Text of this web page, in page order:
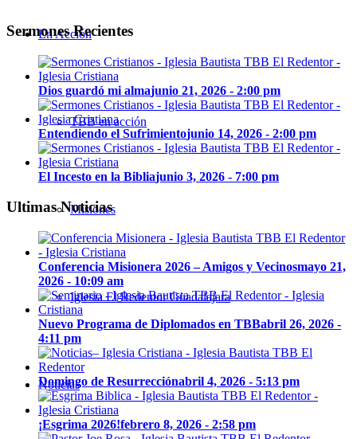
En Acción
TBB en acción
Misiones
Iglesia El Redentor Guadalajara
Noticias
Sermones Recientes
Dios guardó mi almajunio 21, 2026 - 2:00 pm
Entendiendo el Sufrimientojunio 14, 2026 - 2:00 pm
El Incesto en la Bibliajunio 3, 2026 - 7:00 pm
Ultimas Noticias
Conferencia Misionera 2026 – Amigos y Vecinosmayo 21,
2026 - 10:09 am
Nuevo Programa de Diplomados en TBBabril 26, 2026 -
4:11 pm
Domingo de Resurrecciónabril 4, 2026 - 5:13 pm
¡Esgrima 2026!febrero 8, 2026 - 2:58 pm